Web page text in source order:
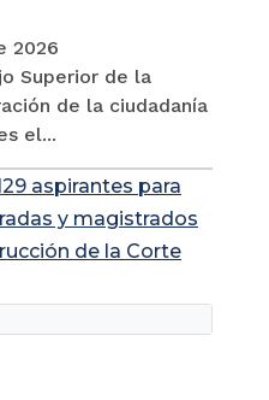
2026
Superior de la
de la ciudadanía
el...
aspirantes para
y magistrados
de la Corte